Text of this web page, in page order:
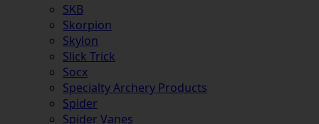
SKB
Skorpion
Skylon
Slick Trick
Socx
Specialty Archery Products
Spider
Spider Vanes